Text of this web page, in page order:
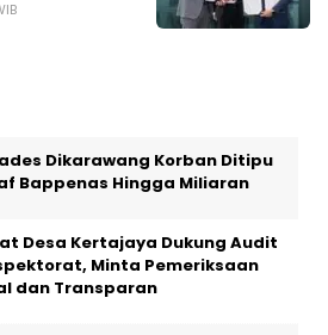
Dikarawang Korban Ditipu
Bappenas Hingga Miliaran
Desa Kertajaya Dukung Audit
Minta Pemeriksaan
dan Transparan